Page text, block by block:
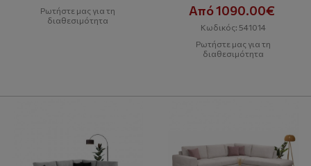
Ρωτήστε μας για τη
διαθεσιμότητα
Από 1090.00€
Κωδικός: 541014
Ρωτήστε μας για τη
διαθεσιμότητα